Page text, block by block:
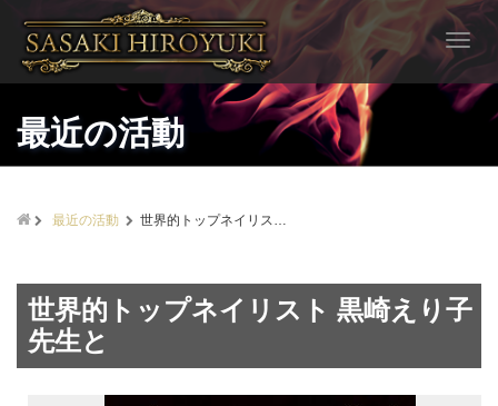
T
o
g
g
a
t
最近の活動
最近の活動 世界的トップネイリス…
世界的トップネイリスト 黒崎えり子
先生と